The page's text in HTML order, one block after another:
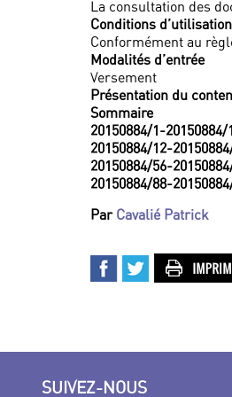
La consultation des
Conditions d’utilisation
Conformément au
Modalités d’entrée
Versement
Présentation du
Sommaire
20150884/1-20150884/
20150884/12-
20150884/56-
20150884/88-
Par Cavalié Patrick
SUIVEZ-NOUS